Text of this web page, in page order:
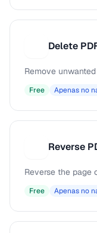
Delete
Remove
Free Apenas no
Reverse
Reverse the page
Free Apenas no